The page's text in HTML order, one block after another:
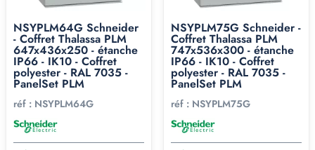
NSYPLM64G Schneider
- Coffret Thalassa PLM
647x436x250 - étanche
IP66 - IK10 - Coffret
polyester - RAL 7035 -
PanelSet PLM
réf : NSYPLM64G
NSYPLM75G Schneider -
Coffret Thalassa PLM
747x536x300 - étanche
IP66 - IK10 - Coffret
polyester - RAL 7035 -
PanelSet PLM
réf : NSYPLM75G